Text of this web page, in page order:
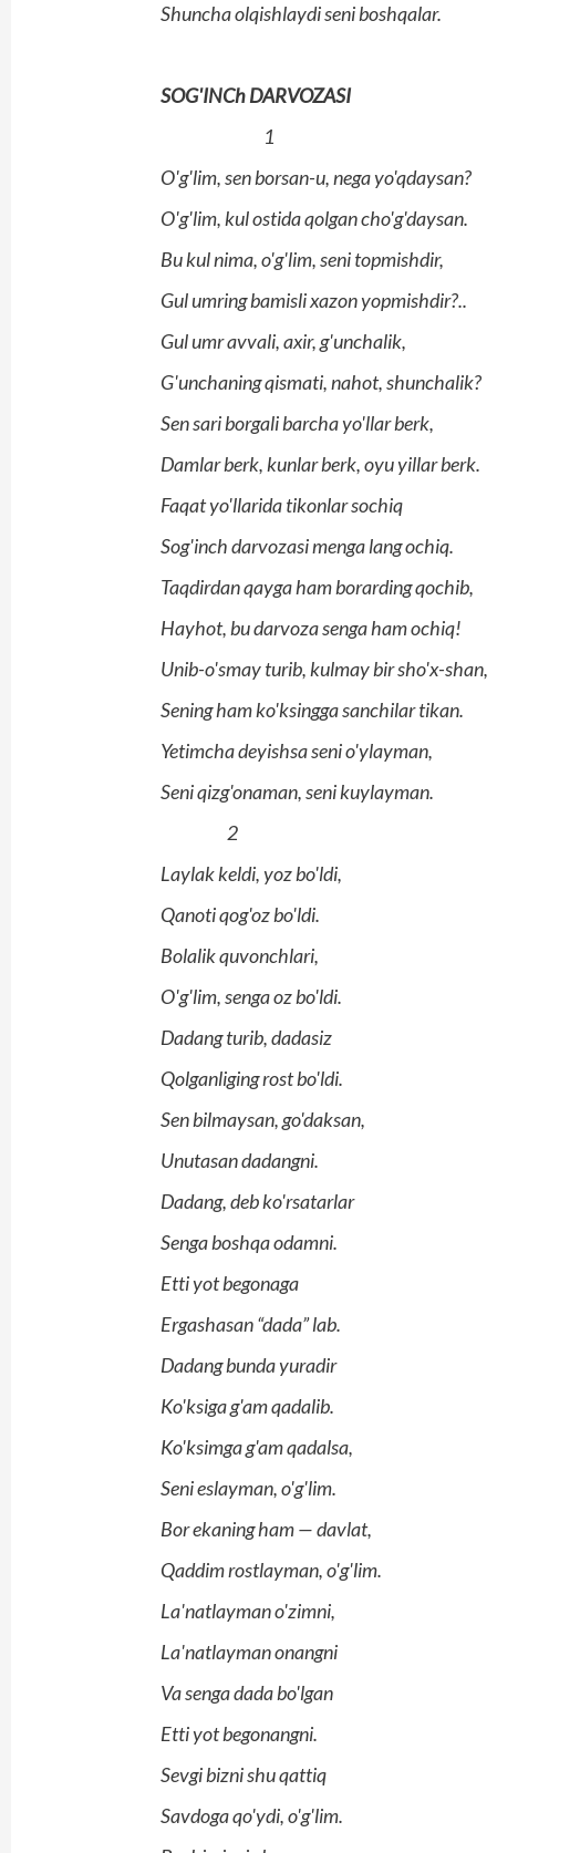
Shuncha olqishlaydi seni boshqalar.
SOG'INCh DARVOZASI
1
O'g'lim, sen borsan-u, nega yo'qdaysan?
O'g'lim, kul ostida qolgan cho'g'daysan.
Bu kul nima, o'g'lim, seni topmishdir,
Gul umring bamisli xazon yopmishdir?..
Gul umr avvali, axir, g'unchalik,
G'unchaning qismati, nahot, shunchalik?
Sen sari borgali barcha yo'llar berk,
Damlar berk, kunlar berk, oyu yillar berk.
Faqat yo'llarida tikonlar sochiq
Sog'inch darvozasi menga lang ochiq.
Taqdirdan qayga ham borarding qochib,
Hayhot, bu darvoza senga ham ochiq!
Unib-o'smay turib, kulmay bir sho'x-shan,
Sening ham ko'ksingga sanchilar tikan.
Yetimcha deyishsa seni o'ylayman,
Seni qizg'onaman, seni kuylayman.
2
Laylak keldi, yoz bo'ldi,
Qanoti qog'oz bo'ldi.
Bolalik quvonchlari,
O'g'lim, senga oz bo'ldi.
Dadang turib, dadasiz
Qolganliging rost bo'ldi.
Sen bilmaysan, go'daksan,
Unutasan dadangni.
Dadang, deb ko'rsatarlar
Senga boshqa odamni.
Etti yot begonaga
Ergashasan “dada” lab.
Dadang bunda yuradir
Ko'ksiga g'am qadalib.
Ko'ksimga g'am qadalsa,
Seni eslayman, o'g'lim.
Bor ekaning ham — davlat,
Qaddim rostlayman, o'g'lim.
La'natlayman o'zimni,
La'natlayman onangni
Va senga dada bo'lgan
Etti yot begonangni.
Sevgi bizni shu qattiq
Savdoga qo'ydi, o'g'lim.